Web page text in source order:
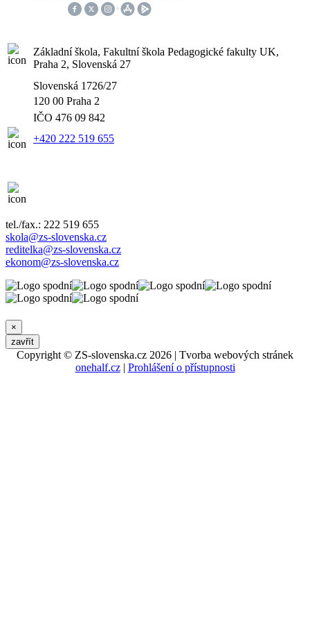
Základní škola, Fakultní škola Pedagogické fakulty UK,
Praha 2, Slovenská 27
Slovenská 1726/27
120 00 Praha 2
IČO 476 09 842
+420 222 519 655
tel./fax.: 222 519 655
skola@zs-slovenska.cz
reditelka@zs-slovenska.cz
ekonom@zs-slovenska.cz
×
zavřít
Copyright © ZS-slovenska.cz 2026 | Tvorba webových stránek
onehalf.cz| Prohlášení o přístupnosti